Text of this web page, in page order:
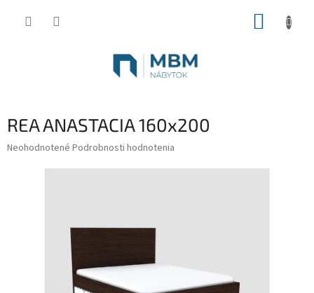
REA ANASTACIA 160x200
Priemerné
Neohodnotené Podrobnosti hodnotenia